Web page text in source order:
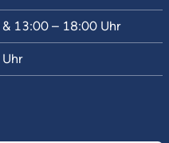
& 13:00 – 18:00 Uhr
Uhr